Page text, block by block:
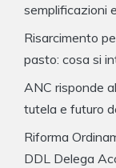
semplificazioni
Risarcimento
pasto: cosa si
ANC risponde
tutela e futuro
Riforma
DDL Delega